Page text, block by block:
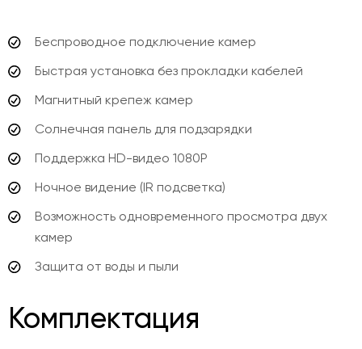
Беспроводное подключение камер
Быстрая установка без прокладки кабелей
Магнитный крепеж камер
Солнечная панель для подзарядки
Поддержка HD-видео 1080P
Ночное видение (IR подсветка)
Возможность одновременного просмотра двух
камер
Защита от воды и пыли
Комплектация